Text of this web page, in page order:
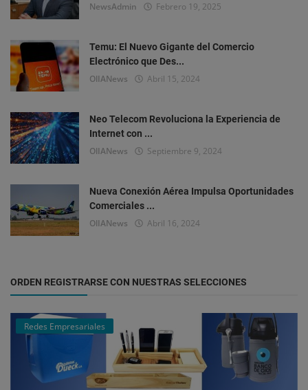
NewsAdmin Febrero 19, 2025
Temu: El Nuevo Gigante del Comercio
Electrónico que Des...
OlIANews Abril 15, 2024
Neo Telecom Revoluciona la Experiencia de
Internet con ...
OlIANews Septiembre 9, 2024
Nueva Conexión Aérea Impulsa Oportunidades
Comerciales ...
OlIANews Abril 16, 2024
ORDEN REGISTRARSE CON NUESTRAS SELECCIONES
Redes Empresariales